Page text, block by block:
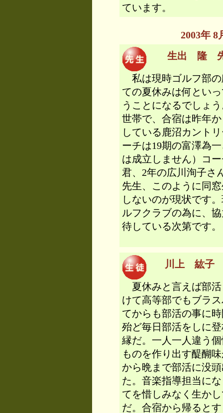
ています。
2003年
生出 隆
私は現時ゴルフ部の
ての夏休みは何とい
うことになるでしょ
世帯で、合宿は昨年
している鹿沼カント
ーチは19期の富澤為
は成立しません）コ
君、2年の広川洵子さ
先生、このように同
しないのが現状です
ルフクラブの為に、
待している次第です
川上 紘子
夏休みと言えば部活
けて高等部でもブラ
てからも部活の事に
殆ど毎日部活をしに
縁だ。一人一人違う
ものを作り出す醍醐
から晩まで部活に没
た。音楽指導担当に
てを惜しみなく生か
だ。合宿から帰ると